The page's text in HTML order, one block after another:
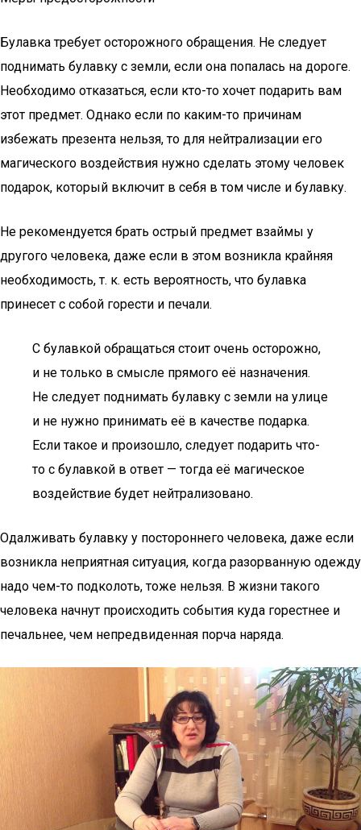
Булавка требует осторожного обращения. Не следует
поднимать булавку с земли, если она попалась на дороге.
Необходимо отказаться, если кто-то хочет подарить вам
этот предмет. Однако если по каким-то причинам
избежать презента нельзя, то для нейтрализации его
магического воздействия нужно сделать этому человек
подарок, который включит в себя в том числе и булавку.
Не рекомендуется брать острый предмет взаймы у
другого человека, даже если в этом возникла крайняя
необходимость, т. к. есть вероятность, что булавка
принесет с собой горести и печали.
С булавкой обращаться стоит очень осторожно,
и не только в смысле прямого её назначения.
Не следует поднимать булавку с земли на улице
и не нужно принимать её в качестве подарка.
Если такое и произошло, следует подарить что-
то с булавкой в ответ — тогда её магическое
воздействие будет нейтрализовано.
Одалживать булавку у постороннего человека, даже если
возникла неприятная ситуация, когда разорванную одежду
надо чем-то подколоть, тоже нельзя. В жизни такого
человека начнут происходить события куда горестнее и
печальнее, чем непредвиденная порча наряда.